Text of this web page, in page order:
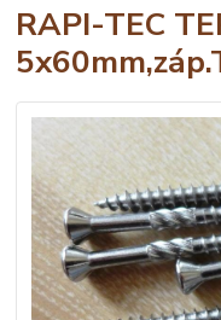
RAPI-TEC